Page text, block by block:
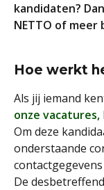
kandidaten?
NETTO of
Hoe werkt
Als jij iemand
onze vacatures,
Om deze
onderstaande
De